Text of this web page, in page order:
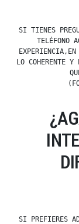
SI TIENES
TELÉFONO
EXPERIENCIA,EN
LO COHERENTE
SI PREFIERES